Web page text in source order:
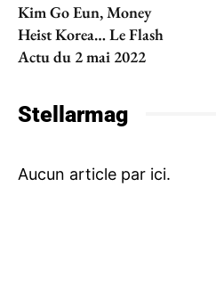
Kim Go Eun, Money
Heist Korea… Le Flash
Actu du 2 mai 2022
Stellarmag